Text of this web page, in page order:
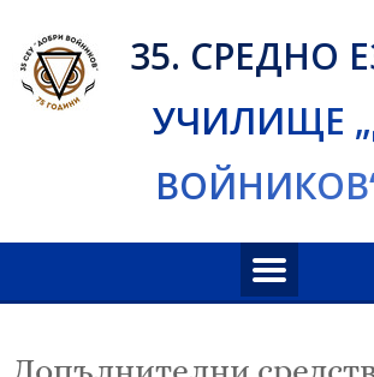
content
35. СРЕДНО
УЧИЛИЩЕ